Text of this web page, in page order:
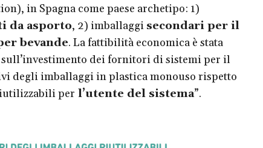
in Spagna come paese archetipo: 1)
da asporto, 2) imballaggi secondari per il
bevande. La fattibilità economica è stata
dei fornitori di sistemi per il
degli imballaggi in plastica monouso rispetto
per l’utente del sistema”.